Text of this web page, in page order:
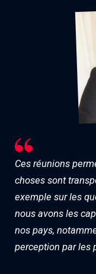
Ces réunions
choses sont
exemple sur les
nous avons les
nos pays,
perception par les